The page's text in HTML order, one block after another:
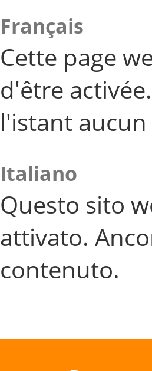
Français
Cette page
d'être
l'istant
Italiano
Questo sito
attivato.
contenuto.